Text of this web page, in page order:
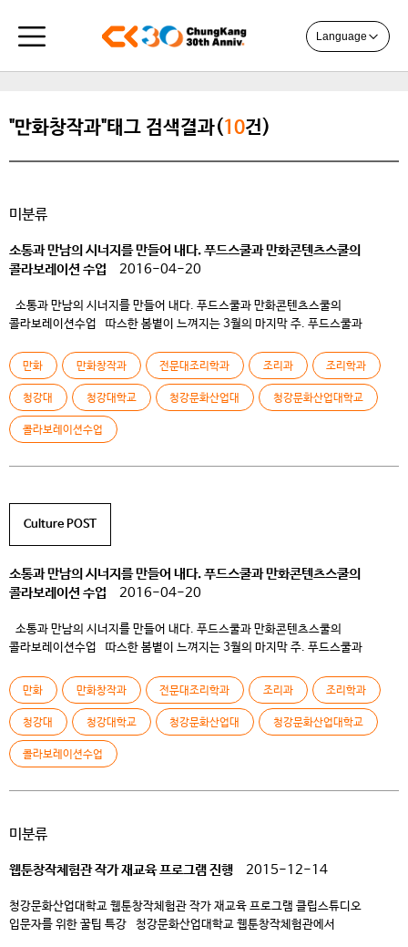
Language
"만화창작과"태그 검색결과(10건)
미분류
소통과 만남의 시너지를 만들어 내다. 푸드스쿨과 만화콘텐츠스쿨의
콜라보레이션 수업
2016-04-20
소통과 만남의 시너지를 만들어 내다. 푸드스쿨과 만화콘텐츠스쿨의
콜라보레이션수업 따스한 봄볕이 느껴지는 3월의 마지막 주. 푸드스쿨과
설렘으로 가득 차 있다. 작년과 재작년에 이어 세 번째로 진행된 콜라보레이션
수업은 스쿨 체제 전환 후 정체성을 찾아가는 과정에서 연대의식을 강화하고
시너지를 낼 수 있는 긍정적인 기회의 발판을 마련하고 있다. […]
만화 만화창작과 전문대조리학과 조리과 조리학과
청강대 청강대학교 청강문화산업대 청강문화산업대학교
콜라보레이션수업
Culture POST
소통과 만남의 시너지를 만들어 내다. 푸드스쿨과 만화콘텐츠스쿨의
콜라보레이션 수업
2016-04-20
소통과 만남의 시너지를 만들어 내다. 푸드스쿨과 만화콘텐츠스쿨의
콜라보레이션수업 따스한 봄볕이 느껴지는 3월의 마지막 주. 푸드스쿨과
설렘으로 가득 차 있다. 작년과 재작년에 이어 세 번째로 진행된 콜라보레이션
수업은 스쿨 체제 전환 후 정체성을 찾아가는 과정에서 연대의식을 강화하고
시너지를 낼 수 있는 긍정적인 기회의 발판을 마련하고 있다. […]
만화 만화창작과 전문대조리학과 조리과 조리학과
청강대 청강대학교 청강문화산업대 청강문화산업대학교
콜라보레이션수업
미분류
웹툰창작체험관 작가 재교육 프로그램 진행 2015-12-14
청강문화산업대학교 웹툰창작체험관 작가 재교육 프로그램 클립스튜디오
입문자를 위한 꿀팁 특강 청강문화산업대학교 웹툰창작체험관에서